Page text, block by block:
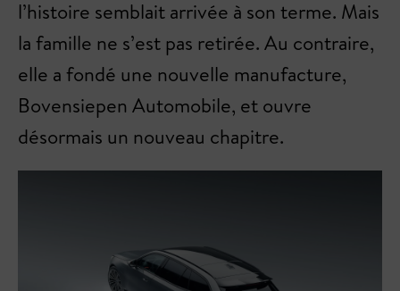
l’histoire semblait arrivée à son terme. Mais
la famille ne s’est pas retirée. Au contraire,
elle a fondé une nouvelle manufacture,
Bovensiepen Automobile, et ouvre
désormais un nouveau chapitre.